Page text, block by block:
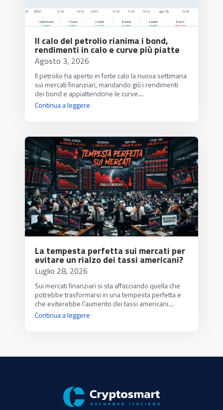
Il calo del petrolio rianima i bond,
rendimenti in calo e curve più piatte
Agosto 3, 2026
Il petrolio ha aperto in forte calo la nuova settimana
sui mercati finanziari, mandando giù i rendimenti
dei bond e appiattendone le curve....
Continua a leggere
La tempesta perfetta sui mercati per
evitare un rialzo dei tassi americani?
Luglio 28, 2026
Sui mercati finanziari si sta affacciando quella che
potrebbe trasformarsi in una tempesta perfetta e
che eviterebbe l'aumento dei tassi americani....
Continua a leggere